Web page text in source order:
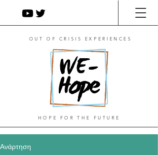
OUT OF CRISIS EXPERIENCES
HOPE FOR THE FUTURE
Ανάρτηση